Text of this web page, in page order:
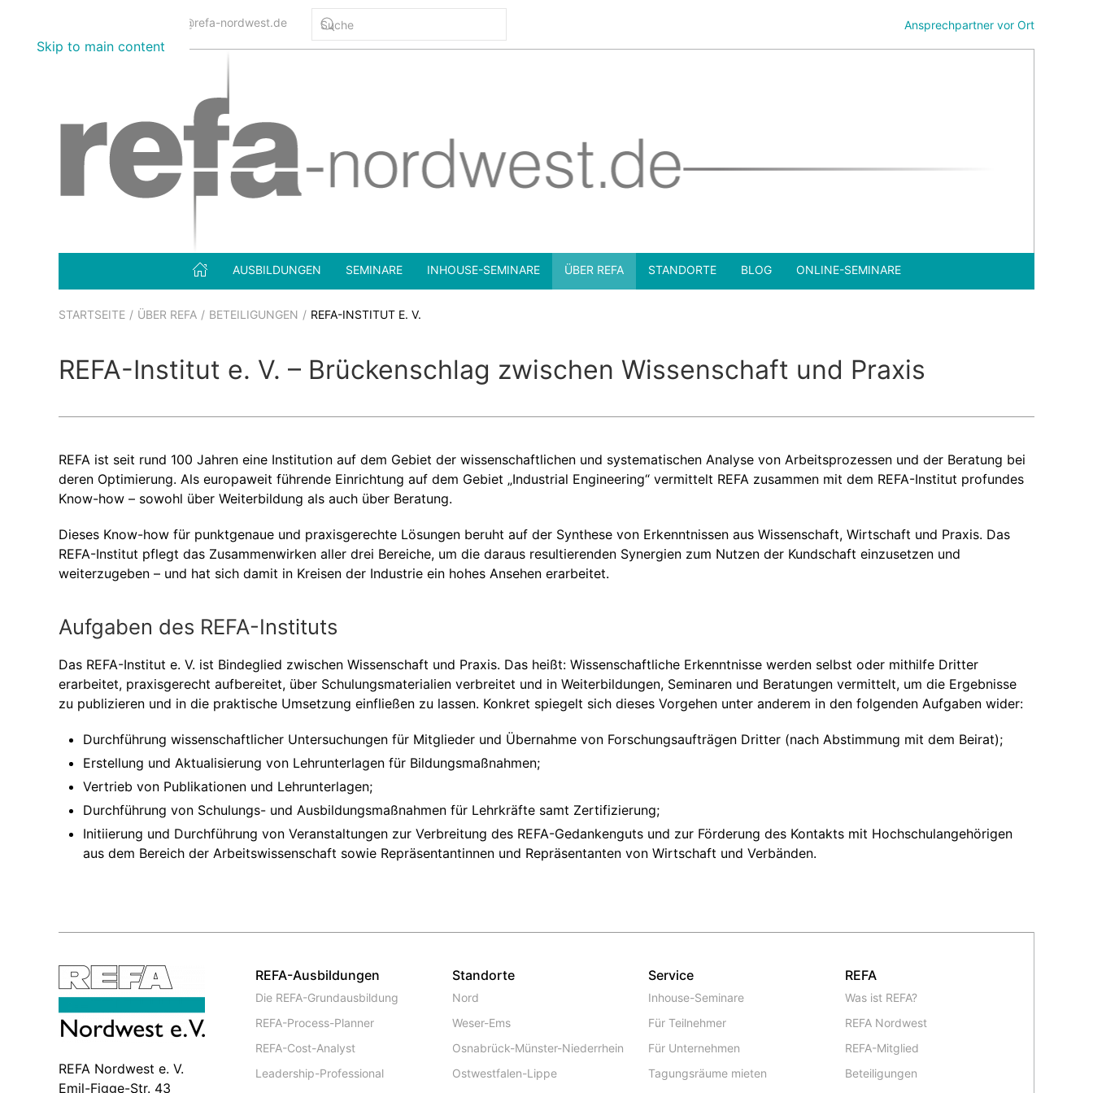
Skip to main content
info@refa-nordwest.de Ansprechpartner vor Ort
AUSBILDUNGEN SEMINARE INHOUSE-SEMINARE ÜBER REFA STANDORTE BLOG ONLINE-SEMINARE
STARTSEITE ÜBER REFA BETEILIGUNGEN REFA-INSTITUT E. V.
REFA-Institut e. V. – Brückenschlag zwischen Wissenschaft und Praxis
REFA ist seit rund 100 Jahren eine Institution auf dem Gebiet der wissenschaftlichen und systematischen Analyse von Arbeitsprozessen und der Beratung bei
deren Optimierung. Als europaweit führende Einrichtung auf dem Gebiet „Industrial Engineering“ vermittelt REFA zusammen mit dem REFA-Institut profundes
Know-how – sowohl über Weiterbildung als auch über Beratung.
Dieses Know-how für punktgenaue und praxisgerechte Lösungen beruht auf der Synthese von Erkenntnissen aus Wissenschaft, Wirtschaft und Praxis. Das
REFA-Institut pflegt das Zusammenwirken aller drei Bereiche, um die daraus resultierenden Synergien zum Nutzen der Kundschaft einzusetzen und
weiterzugeben – und hat sich damit in Kreisen der Industrie ein hohes Ansehen erarbeitet.
Aufgaben des REFA-Instituts
Das REFA-Institut e. V. ist Bindeglied zwischen Wissenschaft und Praxis. Das heißt: Wissenschaftliche Erkenntnisse werden selbst oder mithilfe Dritter
erarbeitet, praxisgerecht aufbereitet, über Schulungsmaterialien verbreitet und in Weiterbildungen, Seminaren und Beratungen vermittelt, um die Ergebnisse
zu publizieren und in die praktische Umsetzung einfließen zu lassen. Konkret spiegelt sich dieses Vorgehen unter anderem in den folgenden Aufgaben wider:
Durchführung wissenschaftlicher Untersuchungen für Mitglieder und Übernahme von Forschungsaufträgen Dritter (nach Abstimmung mit dem Beirat);
Erstellung und Aktualisierung von Lehrunterlagen für Bildungsmaßnahmen;
Vertrieb von Publikationen und Lehrunterlagen;
Durchführung von Schulungs- und Ausbildungsmaßnahmen für Lehrkräfte samt Zertifizierung;
Initiierung und Durchführung von Veranstaltungen zur Verbreitung des REFA-Gedankenguts und zur Förderung des Kontakts mit Hochschulangehörigen
aus dem Bereich der Arbeitswissenschaft sowie Repräsentantinnen und Repräsentanten von Wirtschaft und Verbänden.
REFA Nordwest e. V.
Emil-Figge-Str. 43
REFA-Ausbildungen
Die REFA-Grundausbildung
REFA-Process-Planner
REFA-Cost-Analyst
Leadership-Professional
Standorte
Nord
Weser-Ems
Osnabrück-Münster-Niederrhein
Ostwestfalen-Lippe
Service
Inhouse-Seminare
Für Teilnehmer
Für Unternehmen
Tagungsräume mieten
REFA
Was ist REFA?
REFA Nordwest
REFA-Mitglied
Beteiligungen